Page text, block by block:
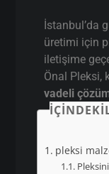
İstanbul’da
üretimi için
iletişime
Önal Pleksi,
vadeli
pleksi